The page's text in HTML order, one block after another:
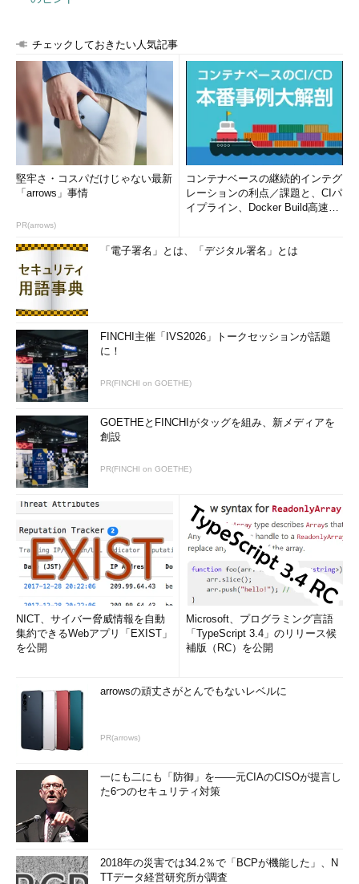
次に、ウィンドウ左側の［Page:］メニューから、ページを
［Shared folders］に切り替える。ここでは、FTPでアクセスし
てきた「test 」ユーザーに共有するフォルダーを指定する。
る。
筆者の場合は、デスクトップ上に「DKR」というフォルダーを
用意し、その中に作成した「Filezilla」というフォルダーに対し
て共有設定を行った。
以上の作業が完了したら、［OK］ボタンをクリックして設定
を終えよう。
FTPでファイルを「注入」する
チェックしておきたい人気記事
堅牢さ・コスパだけじゃない最新
「arrows」事情
PR(arrows)
コンテナベースの継続的インテグ
レーションの利点／課題と、CIパ
イプライン、Docker Build高速化
「電子署名」とは、「デジタル署名」とは
FINCHI主催「IVS2026」トークセッションが話題
に！
PR(FINCHI on GOETHE)
GOETHEとFINCHIがタッグを組み、新メディアを
創設
PR(FINCHI on GOETHE)
NICT、サイバー脅威情報を自動
集約できるWebアプリ「EXIST」
を公開
Microsoft、プログラミング言語
「TypeScript 3.4」のリリース候
補版（RC）を公開
arrowsの頑丈さがとんでもないレベルに
PR(arrows)
一にも二にも「防御」を――元CIAのCISOが提言し
た6つのセキュリティ対策
2018年の災害では34.2％で「BCPが機能した」、N
TTデータ経営研究所が調査